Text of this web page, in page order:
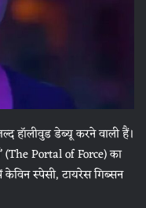
हॉलीवुड डेब्यू करने वाली हैं।
(The Portal of Force) का
केविन स्पेसी, टायरेस गिब्सन